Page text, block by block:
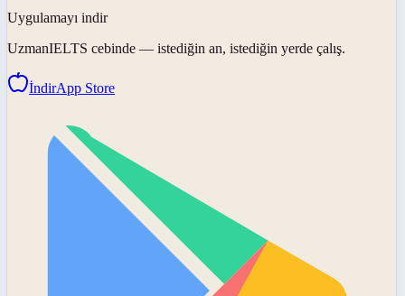
Uygulamayı indir
UzmanIELTS cebinde — istediğin an, istediğin yerde çalış.
İndirApp Store